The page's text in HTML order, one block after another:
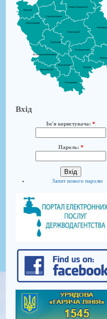
Вхід
Ім'я користувача: *
Пароль: *
Запит нового паролю